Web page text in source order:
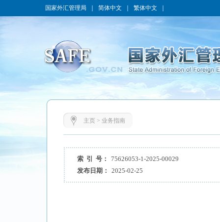
国家外汇管理局 简体中文 繁体中文
主页> 业务指南
索 引 号：
75626053-1-2025-00029
发布日期：
2025-02-25